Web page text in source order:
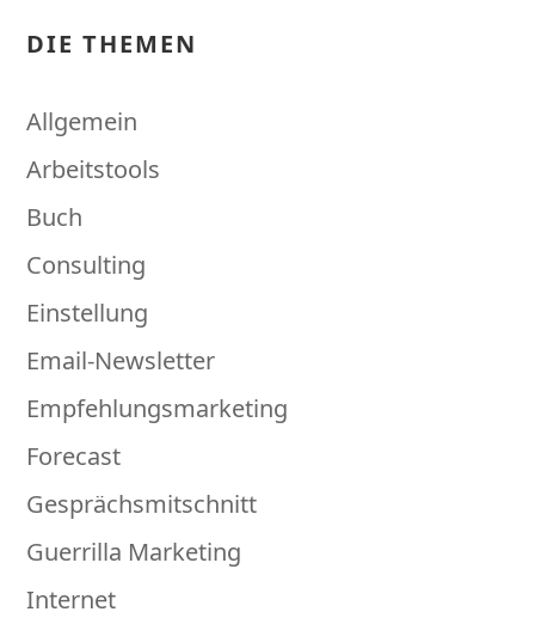
DIE THEMEN
Allgemein
Arbeitstools
Buch
Consulting
Einstellung
Email-Newsletter
Empfehlungsmarketing
Forecast
Gesprächsmitschnitt
Guerrilla Marketing
Internet